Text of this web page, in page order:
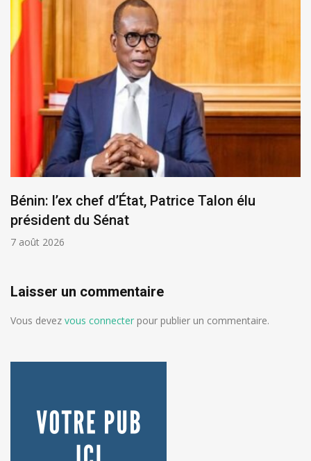
Bénin: l’ex chef d’État, Patrice Talon élu
président du Sénat
7 août 2026
Laisser un commentaire
Vous devez vous connecter pour publier un commentaire.